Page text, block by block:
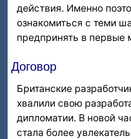
действия. Именно
ознакомиться с теми
предпринять в первые
Договор
Британские
хвалили свою
дипломатии. В новой
стала более